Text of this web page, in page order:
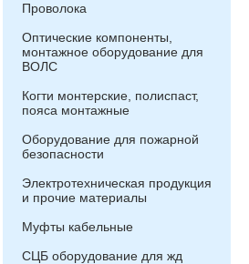
Проволока
Оптические компоненты,
монтажное оборудование для
ВОЛС
Когти монтерские, полиспаст,
пояса монтажные
Оборудование для пожарной
безопасности
Электротехническая продукция
и прочие материалы
Муфты кабельные
СЦБ оборудование для жд